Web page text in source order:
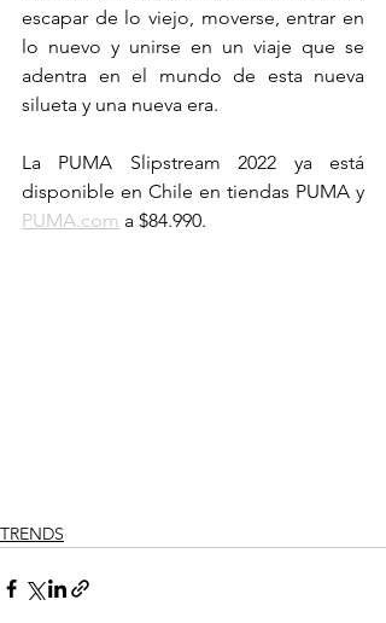
escapar de lo viejo, moverse, entrar en
lo nuevo y unirse en un viaje que se
adentra en el mundo de esta nueva
silueta y una nueva era.
La PUMA Slipstream 2022 ya está
PUMA.com a $84.990.
TRENDS